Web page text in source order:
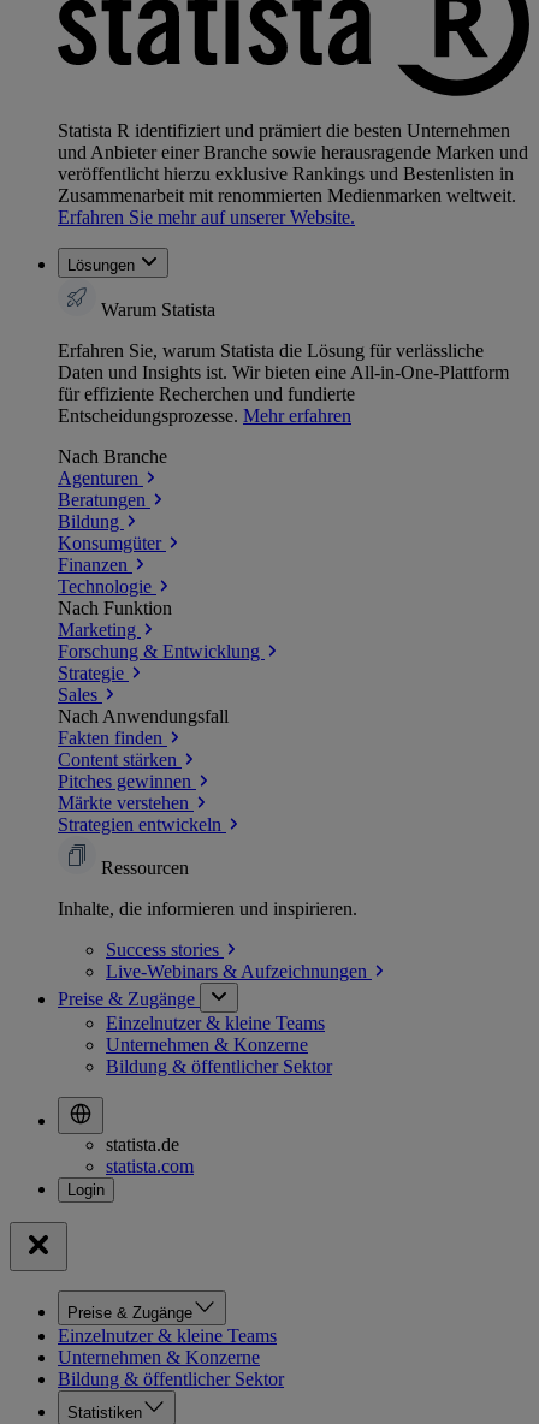
Statista R identifiziert und prämiert die besten Unternehmen
und Anbieter einer Branche sowie herausragende Marken und
veröffentlicht hierzu exklusive Rankings und Bestenlisten in
Zusammenarbeit mit renommierten Medienmarken weltweit.
Erfahren Sie mehr auf unserer Website.
Lösungen
Warum Statista
Erfahren Sie, warum Statista die Lösung für verlässliche
Daten und Insights ist. Wir bieten eine All-in-One-Plattform
für effiziente Recherchen und fundierte
Entscheidungsprozesse. Mehr erfahren
Nach Branche
Agenturen
Beratungen
Bildung
Konsumgüter
Finanzen
Technologie
Nach Funktion
Marketing
Forschung & Entwicklung
Strategie
Sales
Nach Anwendungsfall
Fakten finden
Content stärken
Pitches gewinnen
Märkte verstehen
Strategien entwickeln
Ressourcen
Inhalte, die informieren und inspirieren.
Success stories
Live-Webinars & Aufzeichnungen
Preise & Zugänge
Einzelnutzer & kleine Teams
Unternehmen & Konzerne
Bildung & öffentlicher Sektor
statista.de
statista.com
Preise & Zugänge
Einzelnutzer & kleine Teams
Unternehmen & Konzerne
Bildung & öffentlicher Sektor
Statistiken